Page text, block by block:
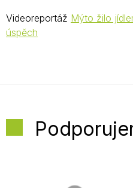
Videoreportáž Mýto žilo
úspěch